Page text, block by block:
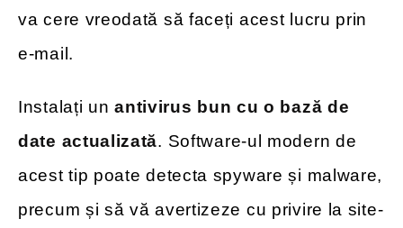
va cere vreodată să faceți acest lucru prin
e-mail.
Instalați unantivirus bun cu o bază de
date actualizată. Software-ul modern de
acest tip poate detecta spyware și malware,
precum și să vă avertizeze cu privire la site-